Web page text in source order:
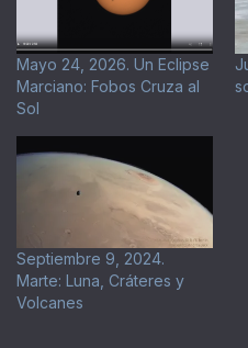
Mayo 24, 2026. Un Eclipse
Marciano: Fobos Cruza al
Sol
Septiembre 9, 2024.
Marte: Luna, Cráteres y
Volcanes